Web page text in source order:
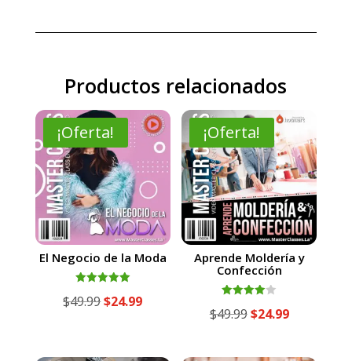
Productos relacionados
¡Oferta!
El Negocio de la Moda
con
$49.99El
$24.99El
¡Oferta!
Aprende Moldería y
Confección
con
$49.99El
original
$24.99El
actual